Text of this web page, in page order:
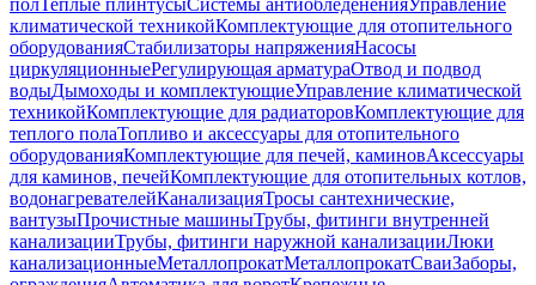
полТеплые плинтусыСистемы антиобледененияУправление
климатической техникойКомплектующие для отопительного
оборудованияСтабилизаторы напряженияНасосы
циркуляционныеРегулирующая арматураОтвод и подвод
водыДымоходы и комплектующиеУправление климатической
техникойКомплектующие для радиаторовКомплектующие для
теплого полаТопливо и аксессуары для отопительного
оборудованияКомплектующие для печей, каминовАксессуары
для каминов, печейКомплектующие для отопительных котлов,
водонагревателейКанализацияТросы сантехнические,
вантузыПрочистные машиныТрубы, фитинги внутренней
канализацииТрубы, фитинги наружной канализацииЛюки
канализационныеМеталлопрокатМеталлопрокатСваиЗаборы,